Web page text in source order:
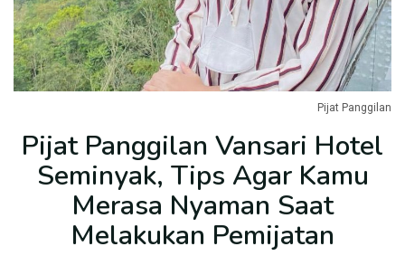
Pijat Panggilan
Pijat Panggilan Vansari Hotel
Seminyak, Tips Agar Kamu
Merasa Nyaman Saat
Melakukan Pemijatan